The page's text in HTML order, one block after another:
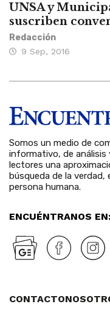
UNSA y
suscriben
Redacción
9 Sep, 2016
Somos un medio de
informativo, de análisis
lectores una
búsqueda de la verdad,
persona humana.
ENCUÉNTRANOS EN:
CONTACTO